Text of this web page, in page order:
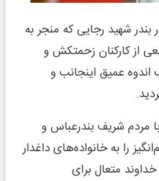
بندر شهید رجایی که منجر به
از کارکنان زحمتکش و
عمیق اینجانب و
مردم شریف بندرعباس و
را به خانواده‌های داغدار
متعال برای